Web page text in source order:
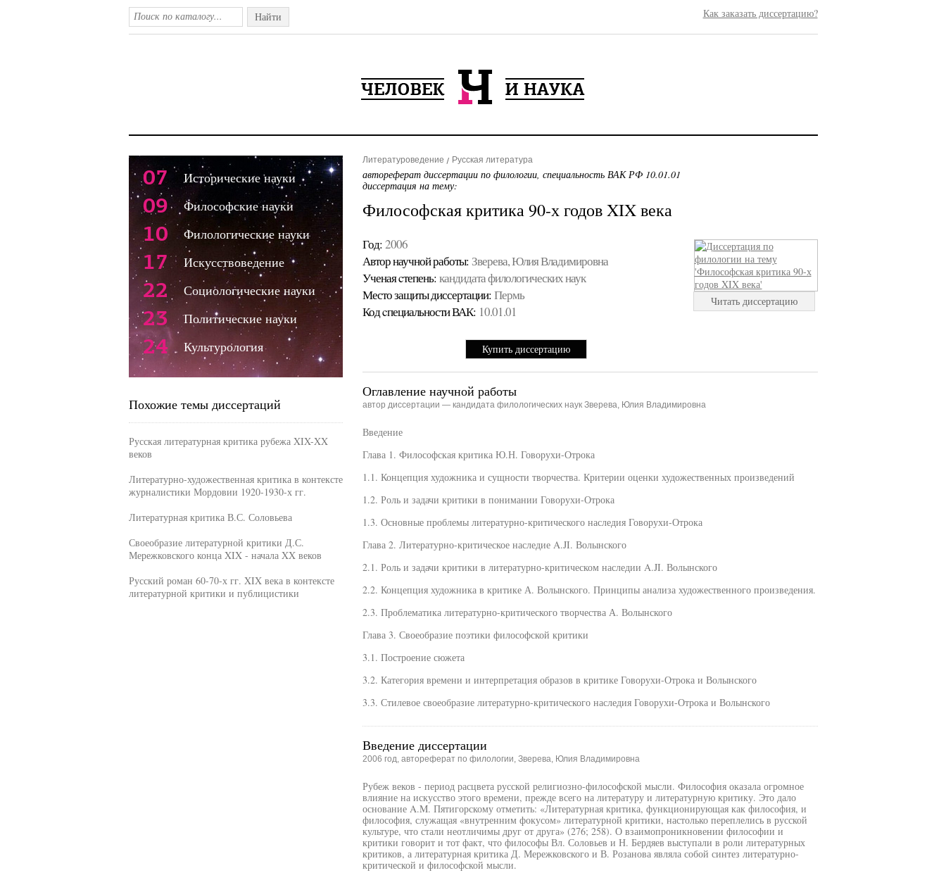
Найти Как заказать диссертацию?
Литературоведение Русская литература
автореферат диссертации по филологии, специальность ВАК РФ 10.01.01
диссертация на тему:
Философская критика 90-х годов XIX века
Год: 2006
Автор научной работы: Зверева, Юлия Владимировна
Ученая cтепень: кандидата филологических наук
Место защиты диссертации: Пермь
Код cпециальности ВАК: 10.01.01
Купить диссертацию
Читать диссертацию
Оглавление научной работы
автор диссертации — кандидата филологических наук Зверева, Юлия Владимировна
Введение
Глава 1. Философская критика Ю.Н. Говорухи-Отрока
1.1. Концепция художника и сущности творчества. Критерии оценки художественных произведений
1.2. Роль и задачи критики в понимании Говорухи-Отрока
1.3. Основные проблемы литературно-критического наследия Говорухи-Отрока
Глава 2. Литературно-критическое наследие A.JI. Волынского
2.1. Роль и задачи критики в литературно-критическом наследии A.JI. Волынского
2.2. Концепция художника в критике А. Волынского. Принципы анализа художественного произведения.
2.3. Проблематика литературно-критического творчества А. Волынского
Глава 3. Своеобразие поэтики философской критики
3.1. Построение сюжета
3.2. Категория времени и интерпретация образов в критике Говорухи-Отрока и Волынского
3.3. Стилевое своеобразие литературно-критического наследия Говорухи-Отрока и Волынского
Введение диссертации
2006 год, автореферат по филологии, Зверева, Юлия Владимировна
Рубеж веков - период расцвета русской религиозно-философской мысли. Философия оказала огромное
влияние на искусство этого времени, прежде всего на литературу и литературную критику. Это дало
основание A.M. Пятигорскому отметить: «Литературная критика, функционирующая как философия, и
философия, служащая «внутренним фокусом» литературной критики, настолько переплелись в русской
культуре, что стали неотличимы друг от друга» (276; 258). О взаимопроникновении философии и
критики говорит и тот факт, что философы Вл. Соловьев и Н. Бердяев выступали в роли литературных
критиков, а литературная критика Д. Мережковского и В. Розанова являла собой синтез литературно-
критической и философской мысли.
07 Исторические науки
09 Философские науки
10 Филологические науки
17 Искусствоведение
22 Социологические науки
23 Политические науки
24 Культурология
Похожие темы диссертаций
Русская литературная критика рубежа XIX-XX
веков
Литературно-художественная критика в контексте
журналистики Мордовии 1920-1930-х гг.
Литературная критика В.С. Соловьева
Своеобразие литературной критики Д.С.
Мережковского конца XIX - начала XX веков
Русский роман 60-70-х гг. XIX века в контексте
литературной критики и публицистики